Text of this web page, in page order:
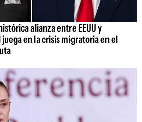
alianza entre EEUU y
en la crisis migratoria en el